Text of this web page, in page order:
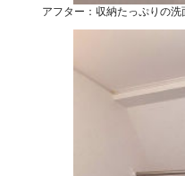
アフター：収納たっぷりの洗